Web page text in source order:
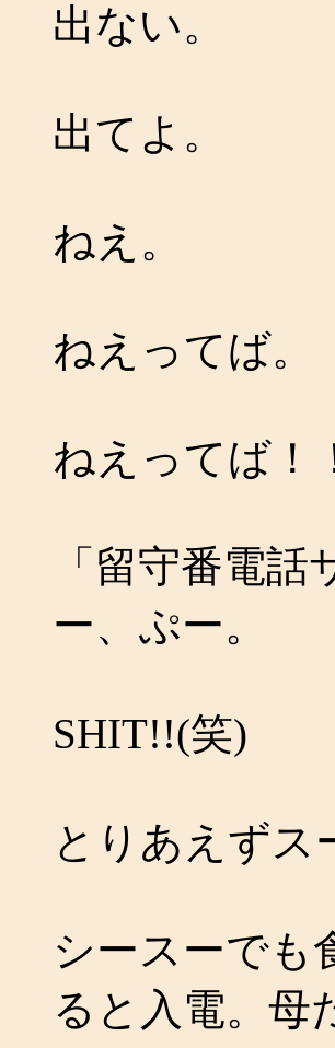
出ない。
出てよ。
ねえ。
ねえってば。
ねえってば！
「留守番電
ー、ぷー。
SHIT!!(笑)
とりあえずス
シースーでも
ると入電。母